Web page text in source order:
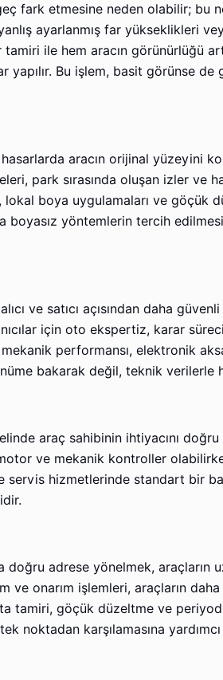
fark etmesine neden olabilir; bu
ayarlanmış far yükseklikleri
ile hem aracın görünürlüğü
yapılır. Bu işlem, basit görünse de
aracın orijinal yüzeyini
park sırasında oluşan izler ve
boya uygulamaları ve göçük
yöntemlerin tercih edilmesi,
ve satıcı açısından daha
için oto ekspertiz, karar
performansı, elektronik
bakarak değil, teknik verilerle
araç sahibinin ihtiyacını
ve mekanik kontroller
hizmetlerinde standart bir
adrese yönelmek, araçların
ve onarım işlemleri, araçların
tamiri, göçük düzeltme ve
noktadan karşılamasına